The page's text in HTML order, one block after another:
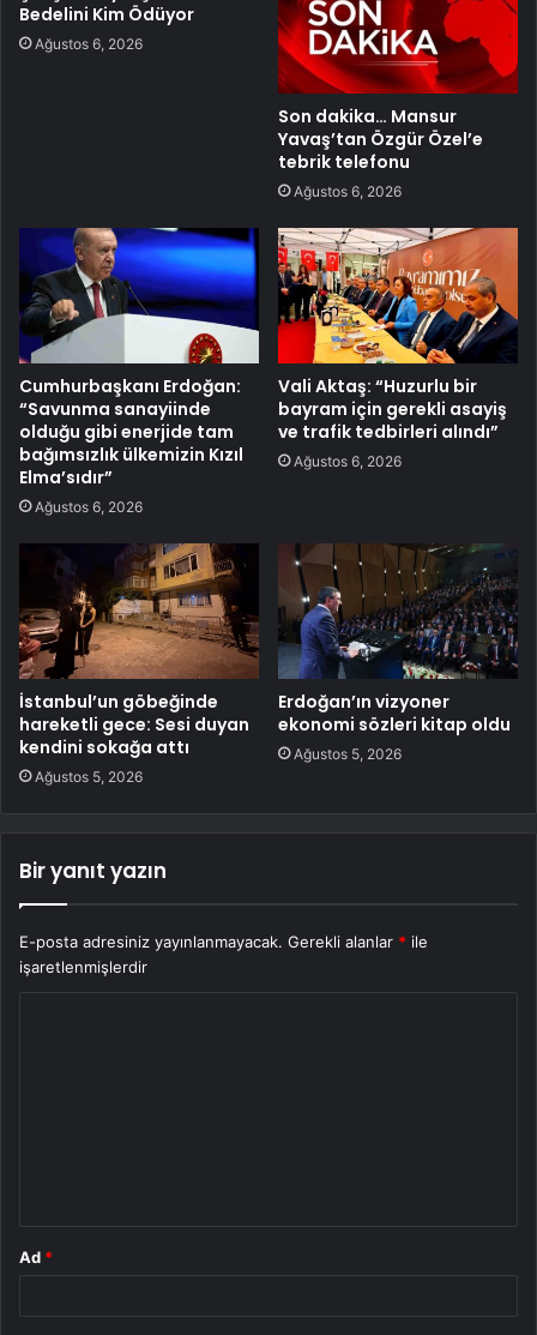
Bedelini Kim Ödüyor
Ağustos 6, 2026
Son dakika… Mansur
Yavaş’tan Özgür Özel’e
tebrik telefonu
Ağustos 6, 2026
Cumhurbaşkanı Erdoğan:
“Savunma sanayiinde
olduğu gibi enerjide tam
bağımsızlık ülkemizin Kızıl
Elma’sıdır”
Ağustos 6, 2026
Vali Aktaş: “Huzurlu bir
bayram için gerekli asayiş
ve trafik tedbirleri alındı”
Ağustos 6, 2026
İstanbul’un göbeğinde
hareketli gece: Sesi duyan
kendini sokağa attı
Ağustos 5, 2026
Erdoğan’ın vizyoner
ekonomi sözleri kitap oldu
Ağustos 5, 2026
Bir yanıt yazın
E-posta adresiniz yayınlanmayacak. Gerekli alanlar * ile
işaretlenmişlerdir
Ad *